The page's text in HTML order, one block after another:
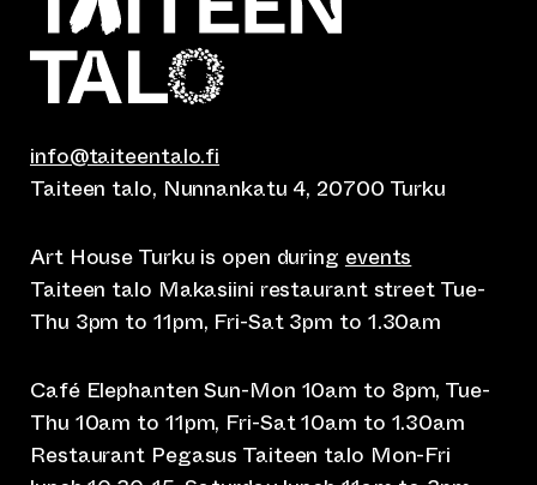
info@taiteentalo.fi
Taiteen talo, Nunnankatu 4, 20700 Turku
Art House Turku is open during events
Taiteen talo Makasiini restaurant street Tue-
Thu 3pm to 11pm, Fri-Sat 3pm to 1.30am
Café Elephanten Sun-Mon 10am to 8pm, Tue-
Thu 10am to 11pm, Fri-Sat 10am to 1.30am
Restaurant Pegasus Taiteen talo Mon-Fri